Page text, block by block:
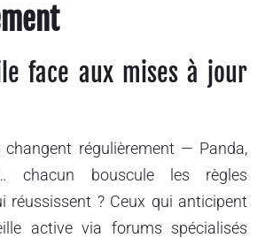
face aux mises à jour
changent régulièrement — Panda,
chacun bouscule les règles
réussissent ? Ceux qui anticipent
active via forums spécialisés